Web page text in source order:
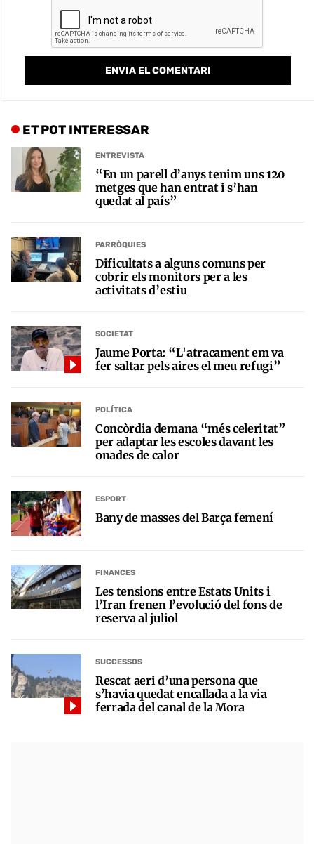
ET POT INTERESSAR
ENTREVISTA
“En un parell d’anys tenim uns 120
metges que han entrat i s’han
quedat al país”
PARRÒQUIES
Dificultats a alguns comuns per
cobrir els monitors per a les
activitats d’estiu
SOCIETAT
Jaume Porta: “L'atracament em va
fer saltar pels aires el meu refugi”
POLÍTICA
Concòrdia demana “més celeritat”
per adaptar les escoles davant les
onades de calor
ESPORT
Bany de masses del Barça femení
FINANCES
Les tensions entre Estats Units i
l’Iran frenen l’evolució del fons de
reserva al juliol
SUCCESSOS
Rescat aeri d’una persona que
s’havia quedat encallada a la via
ferrada del canal de la Mora